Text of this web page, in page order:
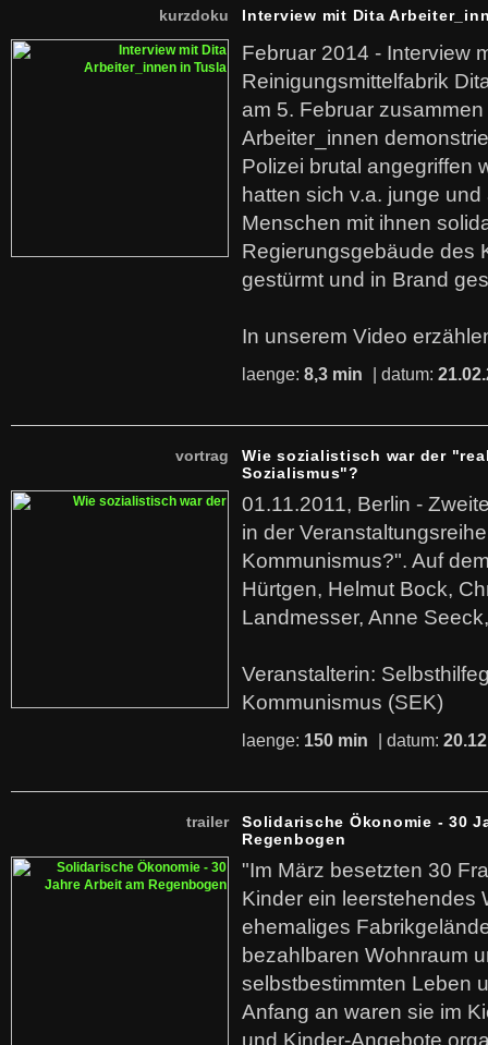
kurzdoku Interview mit Dita
Februar 2014 - Interview
Reinigungsmittelfabrik
am 5. Februar
Arbeiter_innen
Polizei brutal angegriffen
hatten sich v.a. junge
Menschen mit ihnen
Regierungsgebäude des
gestürmt und in Brand
In unserem Video
laenge: 8,3 min | datum:
vortrag
Wie sozialistisch war der
Sozialismus"?
01.11.2011, Berlin -
in der
Kommunismus?". Auf
Hürtgen, Helmut Bock,
Landmesser, Anne
Veranstalterin:
Kommunismus (SEK)
laenge: 150 min | datum:
trailer
Solidarische Ökonomie - 30
Regenbogen
"Im März besetzten 30
Kinder ein leerstehendes
ehemaliges
bezahlbaren Wohnraum
selbstbestimmten Leben
Anfang an waren sie im
und Kinder-Angebote